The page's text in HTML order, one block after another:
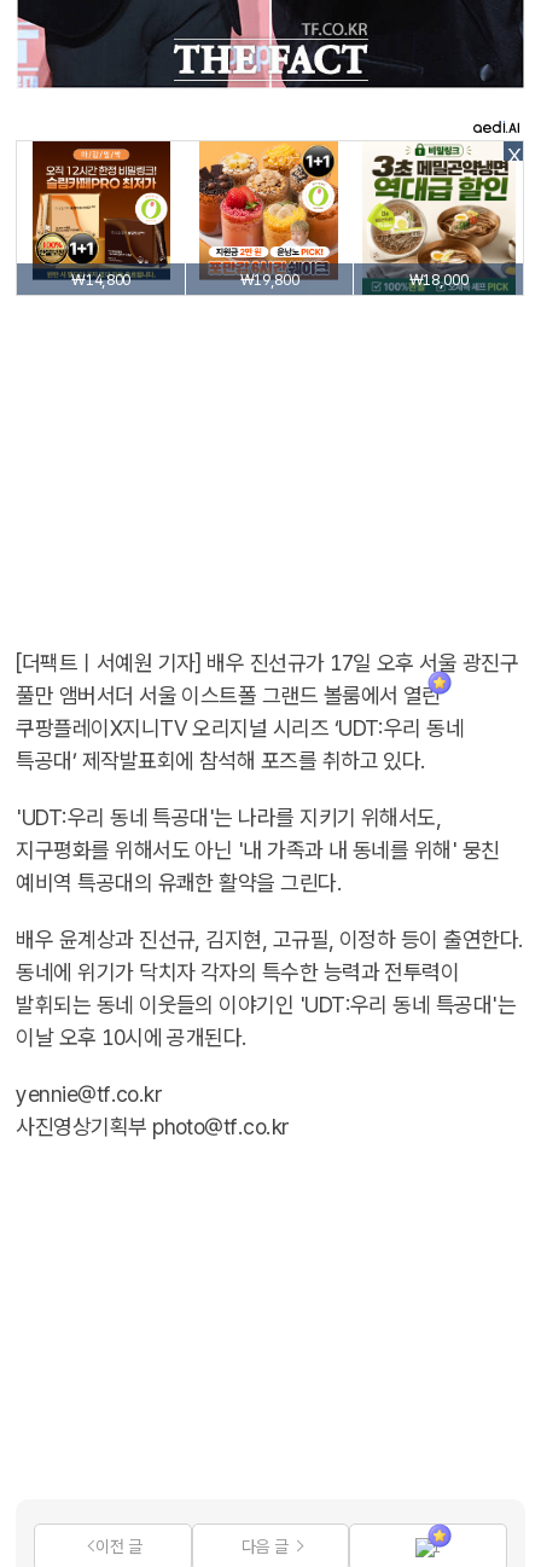
X
₩14,800 ₩19,800 ₩18,000
[더팩트ㅣ서예원 기자] 배우 진선규가 17일 오후 서울 광진구
풀만 앰버서더 서울 이스트폴 그랜드 볼룸에서 열린
쿠팡플레이X지니TV 오리지널 시리즈 ‘UDT:우리 동네
특공대’ 제작발표회에 참석해 포즈를 취하고 있다.
'UDT:우리 동네 특공대'는 나라를 지키기 위해서도,
지구평화를 위해서도 아닌 '내 가족과 내 동네를 위해' 뭉친
예비역 특공대의 유쾌한 활약을 그린다.
배우 윤계상과 진선규, 김지현, 고규필, 이정하 등이 출연한다.
동네에 위기가 닥치자 각자의 특수한 능력과 전투력이
발휘되는 동네 이웃들의 이야기인 'UDT:우리 동네 특공대'는
이날 오후 10시에 공개된다.
yennie@tf.co.kr
사진영상기획부 photo@tf.co.kr
이전 글 다음 글 1